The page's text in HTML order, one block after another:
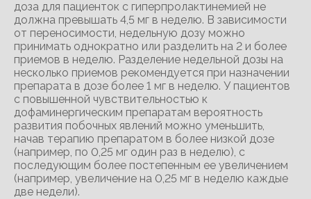
доза для пациенток с гиперпролактинемией не
должна превышать 4,5 мг в неделю. В зависимости
от переносимости, недельную дозу можно
принимать однократно или разделить на 2 и более
приемов в неделю. Разделение недельной дозы на
несколько приемов рекомендуется при назначении
препарата в дозе более 1 мг в неделю. У пациентов
с повышенной чувствительностью к
дофаминергическим препаратам вероятность
развития побочных явлений можно уменьшить,
начав терапию препаратом в более низкой дозе
(например, по 0,25 мг один раз в неделю), с
последующим более постепенным ее увеличением
(например, увеличение на 0,25 мг в неделю каждые
две недели).